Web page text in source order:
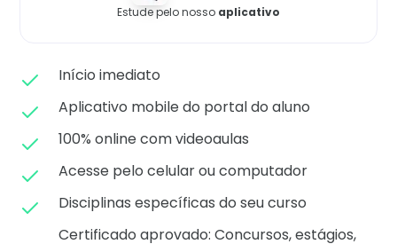
Estude pelo nosso aplicativo
Início imediato
Aplicativo mobile do portal do aluno
100% online com videoaulas
Acesse pelo celular ou computador
Disciplinas específicas do seu curso
Certificado aprovado: Concursos, estágios,